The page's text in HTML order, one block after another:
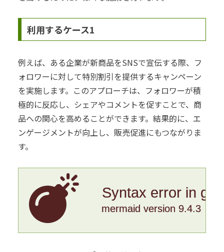
利用するケース1
例えば、ある企業が新商品をSNSで宣伝する際、フ
ォロワーに対して特別割引を提供するキャンペーン
を実施します。このアプローチは、フォロワーが積
極的に反応し、シェアやコメントを促すことで、商
品への関心を高めることができます。結果的に、エ
ンゲージメントが向上し、販売促進にもつながりま
す。
Syntax error in
mermaid version 9.4.3